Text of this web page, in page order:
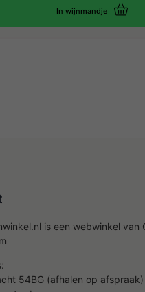
In wijnmandje
is een webwinkel van
54BG (afhalen op afspraak)